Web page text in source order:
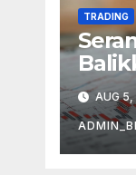
TRADING
AUG